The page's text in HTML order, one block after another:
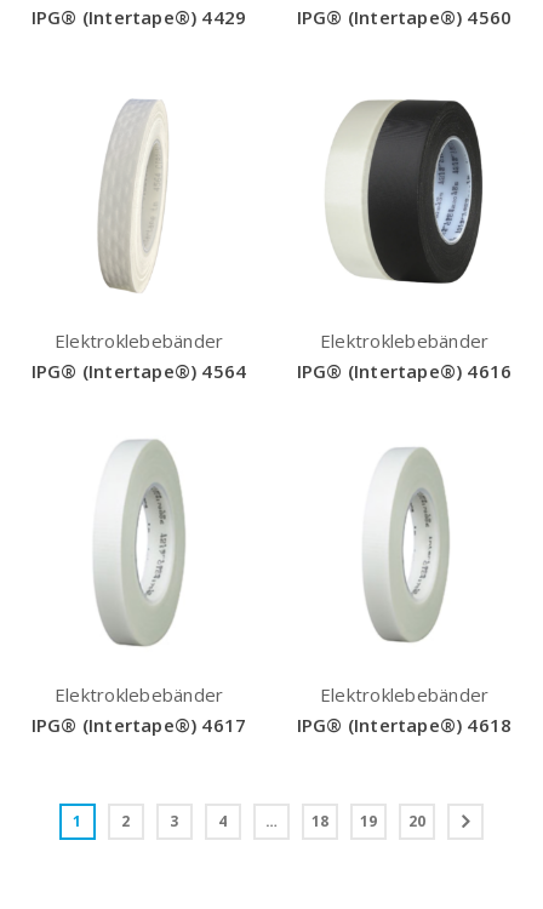
IPG® (Intertape®) 4429
IPG® (Intertape®) 4560
Elektroklebebänder
IPG® (Intertape®) 4564
Elektroklebebänder
IPG® (Intertape®) 4616
Elektroklebebänder
IPG® (Intertape®) 4617
Elektroklebebänder
IPG® (Intertape®) 4618
1 2 3 4 … 18 19 20